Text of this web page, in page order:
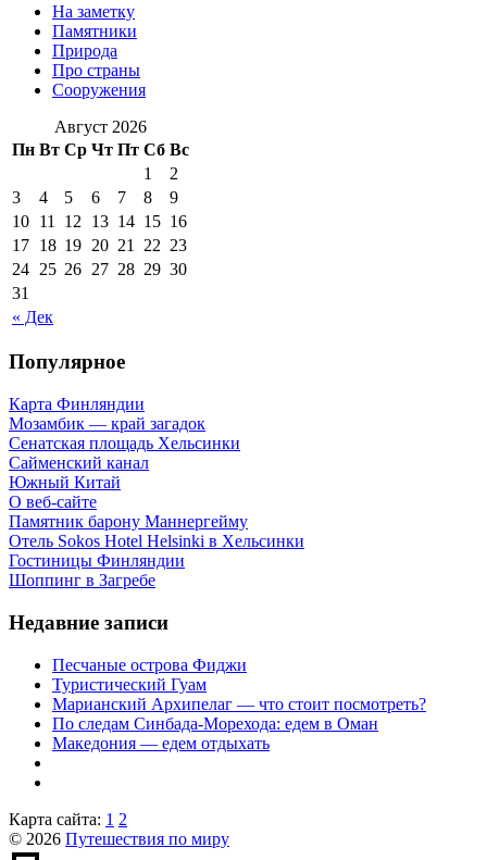
На заметку
Памятники
Природа
Про страны
Сооружения
Август 2026
Пн Вт Ср Чт Пт Сб Вс
« Дек
1
2
3
4 5 6 7 8
9
10 11 12 13 14 15 16
17 18 19 20 21 22 23
24 25 26 27 28 29 30
31
Популярное
Карта Финляндии
Мозамбик — край загадок
Сенатская площадь Хельсинки
Сайменский канал
Южный Китай
О веб-сайте
Памятник барону Маннергейму
Отель Sokos Hotel Helsinki в Хельсинки
Гостиницы Финляндии
Шоппинг в Загребе
Недавние записи
Песчаные острова Фиджи
Туристический Гуам
Марианский Архипелаг — что стоит посмотреть?
По следам Синбада-Морехода: едем в Оман
Македония — едем отдыхать
Карта сайта: 1 2
© 2026 Путешествия по миру